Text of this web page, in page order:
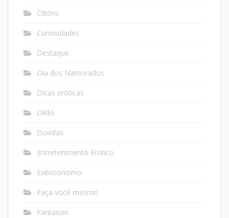
Clitóris
Curiosidades
Destaque
Dia dos Namorados
Dicas eróticas
Dildo
Dúvidas
Entretenimento Erótico
Exibicionismo
Faça você mesmo
Fantasias